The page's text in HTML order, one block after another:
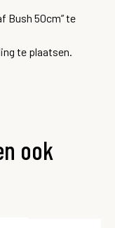
Bush 50cm” te
te plaatsen.
ook